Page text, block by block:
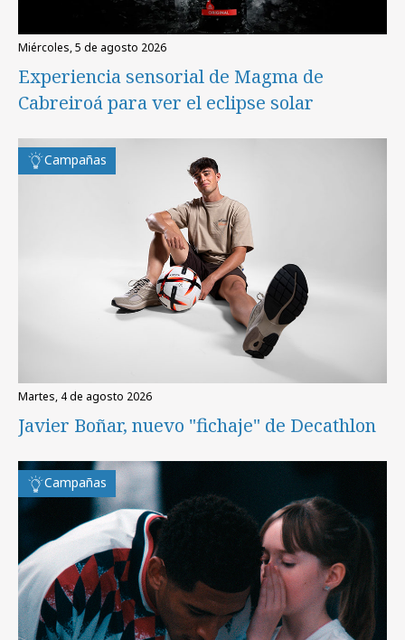
miércoles, 5 de agosto 2026
Experiencia sensorial de Magma de
Cabreiroá para ver el eclipse solar
Campañas
martes, 4 de agosto 2026
Javier Boñar, nuevo "fichaje" de Decathlon
Campañas